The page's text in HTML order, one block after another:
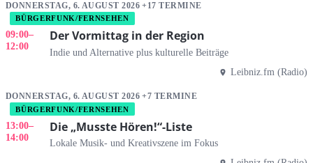
DONNERSTAG, 6. AUGUST 2026 +17 TERMINE
BÜRGERFUNK/FERNSEHEN
09:00–
12:00
Der Vormittag in der Region
Indie und Alternative plus kulturelle Beiträge
Leibniz.fm (Radio)
DONNERSTAG, 6. AUGUST 2026 +7 TERMINE
BÜRGERFUNK/FERNSEHEN
13:00–
14:00
Die „Musste Hören!“-Liste
Lokale Musik- und Kreativszene im Fokus